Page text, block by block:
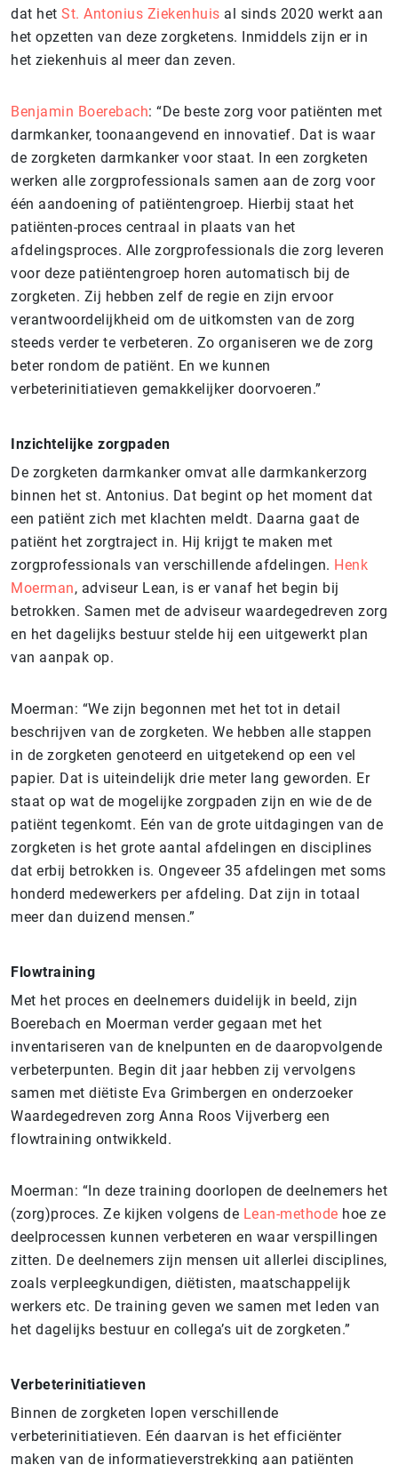
dat het St. Antonius Ziekenhuis al sinds 2020 werkt aan
het opzetten van deze zorgketens. Inmiddels zijn er in
het ziekenhuis al meer dan zeven.
Benjamin Boerebach: “De beste zorg voor patiënten met
darmkanker, toonaangevend en innovatief. Dat is waar
de zorgketen darmkanker voor staat. In een zorgketen
werken alle zorgprofessionals samen aan de zorg voor
één aandoening of patiëntengroep. Hierbij staat het
patiënten-proces centraal in plaats van het
afdelingsproces. Alle zorgprofessionals die zorg leveren
voor deze patiëntengroep horen automatisch bij de
zorgketen. Zij hebben zelf de regie en zijn ervoor
verantwoordelijkheid om de uitkomsten van de zorg
steeds verder te verbeteren. Zo organiseren we de zorg
beter rondom de patiënt. En we kunnen
verbeterinitiatieven gemakkelijker doorvoeren.”
Inzichtelijke zorgpaden
De zorgketen darmkanker omvat alle darmkankerzorg
binnen het st. Antonius. Dat begint op het moment dat
een patiënt zich met klachten meldt. Daarna gaat de
patiënt het zorgtraject in. Hij krijgt te maken met
zorgprofessionals van verschillende afdelingen. Henk
Moerman, adviseur Lean, is er vanaf het begin bij
betrokken. Samen met de adviseur waardegedreven zorg
en het dagelijks bestuur stelde hij een uitgewerkt plan
van aanpak op.
Moerman: “We zijn begonnen met het tot in detail
beschrijven van de zorgketen. We hebben alle stappen
in de zorgketen genoteerd en uitgetekend op een vel
papier. Dat is uiteindelijk drie meter lang geworden. Er
staat op wat de mogelijke zorgpaden zijn en wie de de
patiënt tegenkomt. Eén van de grote uitdagingen van de
zorgketen is het grote aantal afdelingen en disciplines
dat erbij betrokken is. Ongeveer 35 afdelingen met soms
honderd medewerkers per afdeling. Dat zijn in totaal
meer dan duizend mensen.”
Flowtraining
Met het proces en deelnemers duidelijk in beeld, zijn
Boerebach en Moerman verder gegaan met het
inventariseren van de knelpunten en de daaropvolgende
verbeterpunten. Begin dit jaar hebben zij vervolgens
samen met diëtiste Eva Grimbergen en onderzoeker
Waardegedreven zorg Anna Roos Vijverberg een
flowtraining ontwikkeld.
Moerman: “In deze training doorlopen de deelnemers het
(zorg)proces. Ze kijken volgens de Lean-methode hoe ze
deelprocessen kunnen verbeteren en waar verspillingen
zitten. De deelnemers zijn mensen uit allerlei disciplines,
zoals verpleegkundigen, diëtisten, maatschappelijk
werkers etc. De training geven we samen met leden van
het dagelijks bestuur en collega’s uit de zorgketen.”
Verbeterinitiatieven
Binnen de zorgketen lopen verschillende
verbeterinitiatieven. Eén daarvan is het efficiënter
maken van de informatieverstrekking aan patiënten